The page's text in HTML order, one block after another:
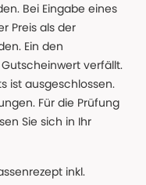
Bei Eingabe eines
Preis als der
Ein den
verfällt.
ist ausgeschlossen.
Für die Prüfung
Sie sich in Ihr
inkl.